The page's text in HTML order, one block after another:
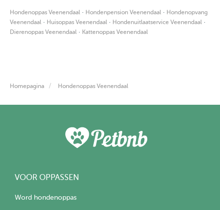
Hondenoppas Veenendaal · Hondenpension Veenendaal · Hondenopvang
Veenendaal · Huisoppas Veenendaal · Hondenuitlaatservice Veenendaal ·
Dierenoppas Veenendaal · Kattenoppas Veenendaal
Homepagina Hondenoppas Veenendaal
VOOR OPPASSEN
Word hondenoppas